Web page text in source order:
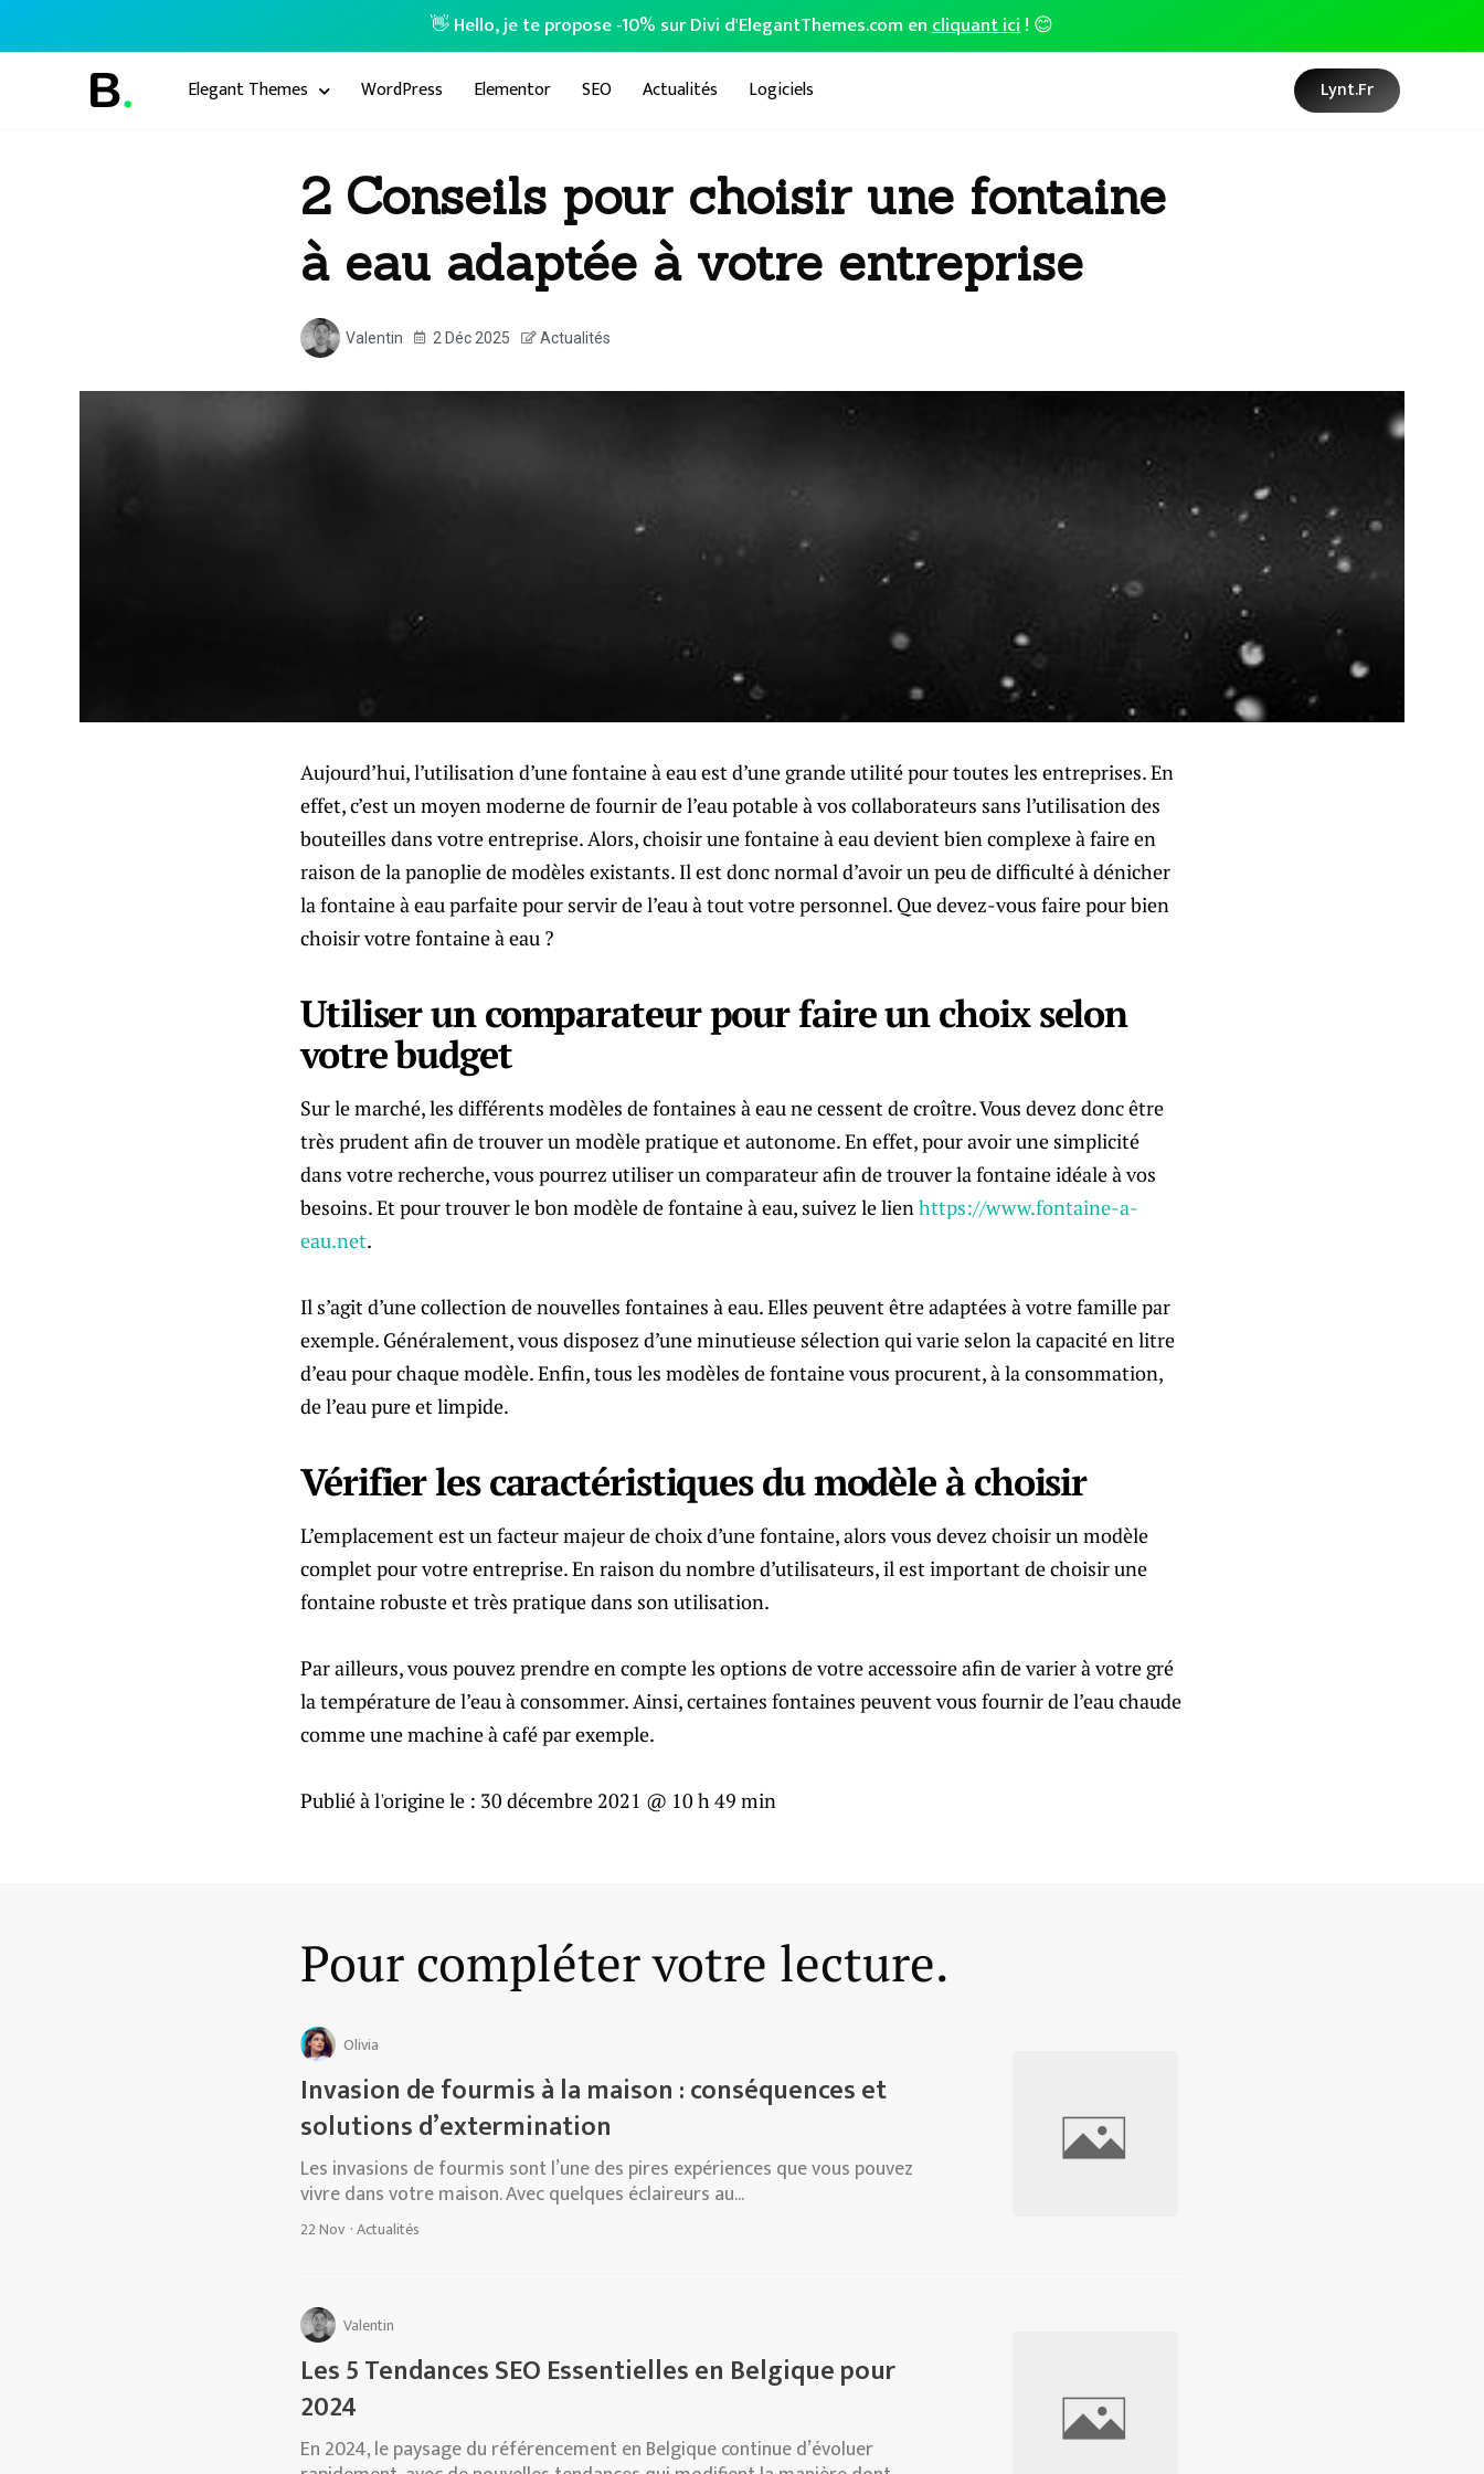
👋 Hello, je te propose -10% sur Divi d'ElegantThemes.com encliquant ici! 😊
Elegant Themes WordPress Elementor SEO Actualités Logiciels Lynt.fr
2 Conseils pour choisir une fontaine
à eau adaptée à votre entreprise
Valentin 2 Déc 2025 Actualités
Aujourd’hui, l’utilisation d’une fontaine à eau est d’une grande utilité pour toutes les entreprises. En
effet, c’est un moyen moderne de fournir de l’eau potable à vos collaborateurs sans l’utilisation des
bouteilles dans votre entreprise. Alors, choisir une fontaine à eau devient bien complexe à faire en
raison de la panoplie de modèles existants. Il est donc normal d’avoir un peu de difficulté à dénicher
la fontaine à eau parfaite pour servir de l’eau à tout votre personnel. Que devez-vous faire pour bien
choisir votre fontaine à eau ?
Utiliser un comparateur pour faire un choix selon
votre budget
Sur le marché, les différents modèles de fontaines à eau ne cessent de croître. Vous devez donc être
très prudent afin de trouver un modèle pratique et autonome. En effet, pour avoir une simplicité
dans votre recherche, vous pourrez utiliser un comparateur afin de trouver la fontaine idéale à vos
besoins. Et pour trouver le bon modèle de fontaine à eau, suivez le lienhttps://www.fontaine-a-
eau.net.
Il s’agit d’une collection de nouvelles fontaines à eau. Elles peuvent être adaptées à votre famille par
exemple. Généralement, vous disposez d’une minutieuse sélection qui varie selon la capacité en litre
d’eau pour chaque modèle. Enfin, tous les modèles de fontaine vous procurent, à la consommation,
de l’eau pure et limpide.
Vérifier les caractéristiques du modèle à choisir
L’emplacement est un facteur majeur de choix d’une fontaine, alors vous devez choisir un modèle
complet pour votre entreprise. En raison du nombre d’utilisateurs, il est important de choisir une
fontaine robuste et très pratique dans son utilisation.
Par ailleurs, vous pouvez prendre en compte les options de votre accessoire afin de varier à votre gré
la température de l’eau à consommer. Ainsi, certaines fontaines peuvent vous fournir de l’eau chaude
comme une machine à café par exemple.
Publié à l'origine le : 30 décembre 2021 @ 10 h 49 min
Pour compléter votre lecture.
Olivia
Invasion de fourmis à la maison : conséquences et
solutions d’extermination
Les invasions de fourmis sont l’une des pires expériences que vous pouvez
vivre dans votre maison. Avec quelques éclaireurs au...
22 Nov ·Actualités
Valentin
Les 5 Tendances SEO Essentielles en Belgique pour
2024
En 2024, le paysage du référencement en Belgique continue d’évoluer